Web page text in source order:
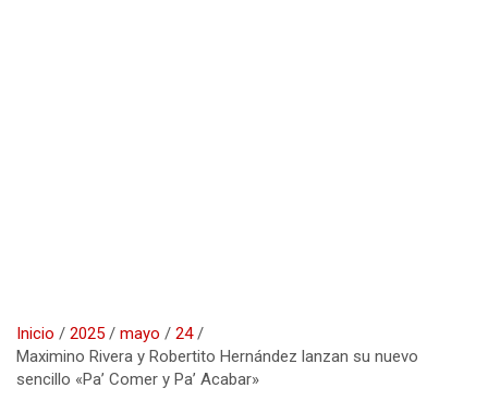
Inicio 2025 mayo
24
Maximino Rivera y Robertito Hernández lanzan su nuevo
sencillo «Pa’ Comer y Pa’ Acabar»